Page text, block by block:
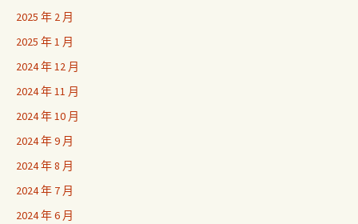
2025 年 2 月
2025 年 1 月
2024 年 12 月
2024 年 11 月
2024 年 10 月
2024 年 9 月
2024 年 8 月
2024 年 7 月
2024 年 6 月